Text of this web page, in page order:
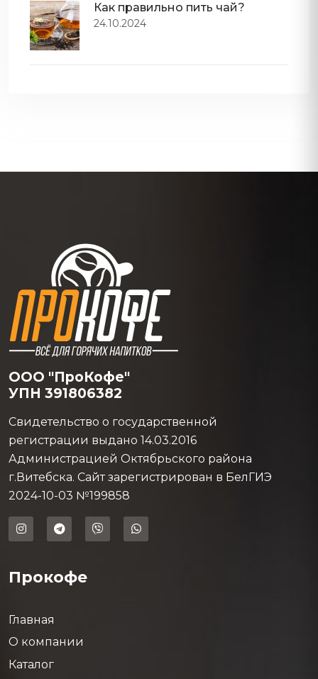
Как правильно пить чай?
24.10.2024
ООО "ПроКофе"
УПН 391806382
Свидетельство о государственной
регистрации выдано 14.03.2016
Администрацией Октябрьского района
г.Витебска. Сайт зарегистрирован в БелГИЭ
2024-10-03 №199858
Прокофе
Главная
О компании
Каталог